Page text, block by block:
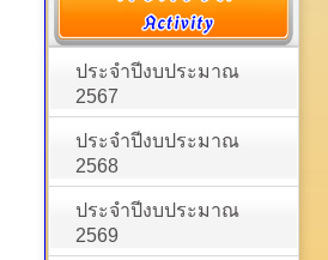
ประจำปีงบประมาณ
2567
ประจำปีงบประมาณ
2568
ประจำปีงบประมาณ
2569